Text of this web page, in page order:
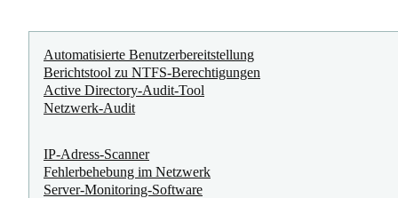
Automatisierte Benutzerbereitstellung
Berichtstool zu NTFS-Berechtigungen
Active Directory-Audit-Tool
Netzwerk-Audit
IP-Adress-Scanner
Fehlerbehebung im Netzwerk
Server-Monitoring-Software